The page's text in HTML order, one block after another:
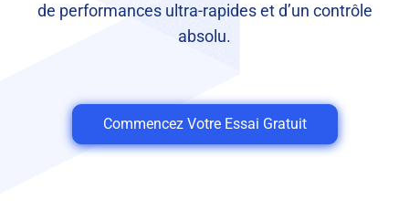
de performances ultra-rapides et d’un contrôle
absolu.
Commencez Votre Essai Gratuit